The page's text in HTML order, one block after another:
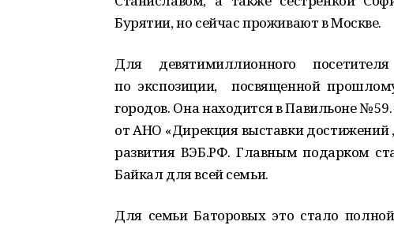
Бурятии, но сейчас проживают в Москве.
Для девятимиллионного
по экспозиции, посвященной
городов. Она находится в Павильоне №
от АНО «Дирекция выставки достижений
развития ВЭБ.РФ. Главным подарком
Байкал для всей семьи.
Для семьи Баторовых это стало